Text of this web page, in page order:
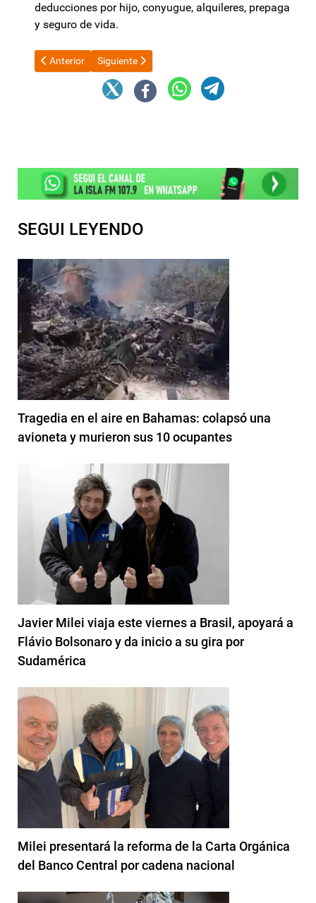
deducciones por hijo, conyugue, alquileres, prepaga
y seguro de vida.
Artículo anterior: Récord de producción de gas
Anterior Artículo siguiente: Los diplomáticos argentinos
Siguiente
SEGUI LEYENDO
Tragedia en el aire en Bahamas: colapsó una
avioneta y murieron sus 10 ocupantes
Javier Milei viaja este viernes a Brasil, apoyará a
Flávio Bolsonaro y da inicio a su gira por
Sudamérica
Milei presentará la reforma de la Carta Orgánica
del Banco Central por cadena nacional